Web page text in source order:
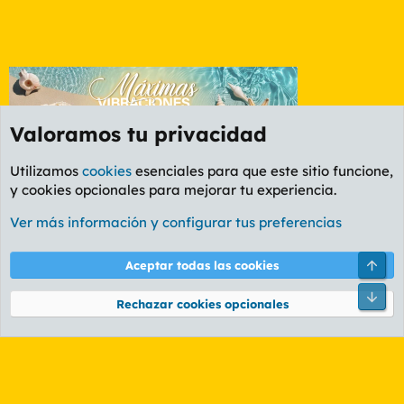
Foro Informática y Videojuegos
Cookies
PL OLDSTYLE AMARILLO
Términos y reglas Política de privacidad Ayuda
Community platform by XenForo® © 2010-2026 XenForo Ltd.
Valoramos tu privacidad
Utilizamos cookies esenciales para que este sitio funcione,
y cookies opcionales para mejorar tu experiencia.
Ver más información y configurar tus preferencias
Aceptar todas las cookies
Rechazar cookies opcionales
Pie